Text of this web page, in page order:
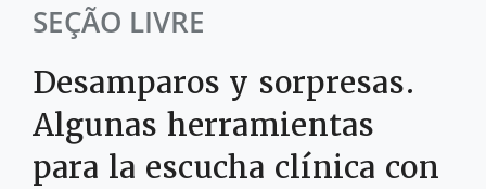
SEÇÃO LIVRE
Desamparos y sorpresas.
Algunas herramientas
para la escucha clínica con